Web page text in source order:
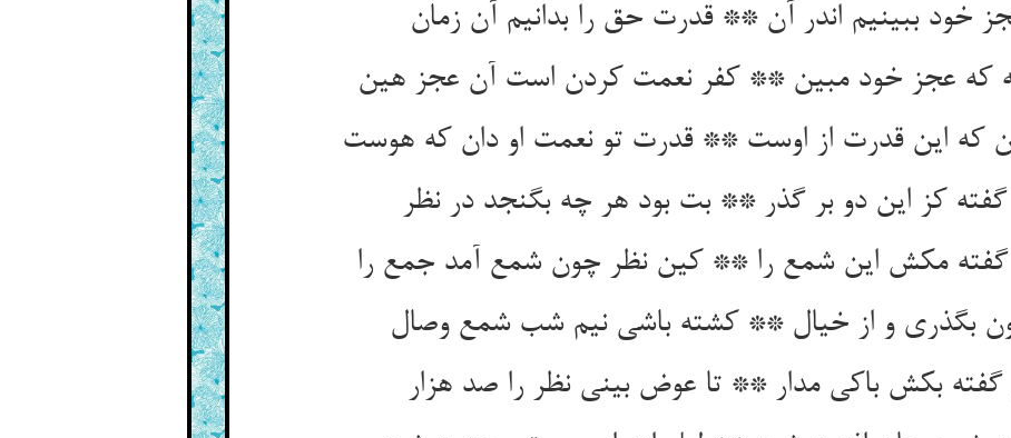
کز این دو بر گذر ** بت بود هر چه بگنجد در نظر
مکش این شمع را ** کین نظر چون شمع آمد جمع را
بکش باکی مدار ** تا عوض بینی نظر را صد هزار